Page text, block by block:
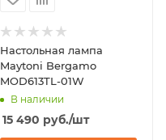
Настольная лампа
Maytoni Bergamo
MOD613TL-01W
В наличии
15 490 руб./шт